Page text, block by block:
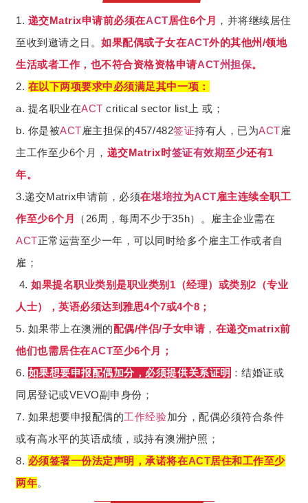
1. 递交Matrix申请前必须在ACT居住6个月 ，并将继续居住
至收到邀请之日。如果配偶或子女在ACT外的其他州/领地
生活或者工作，也不符合资格资格申请ACT州担保。
2. 在以下两项要求中必须满足其中一项：
a. 提名职业在ACT critical sector list上 或；
b. 你是被ACT雇主担保的457/482签证持有人，已为ACT雇
主工作至少6个月， 递交Matrix时签证有效期至少还有1
年。
3.递交Matrix申请前，必须在堪培拉为ACT雇主连续全职工
作至少6个月
（26周，每周不少于35h）。雇主企业需在
ACT正常运营至少一年，可以同时给多个雇主工作或者自
雇；
4.如果提名职业类别是职业类别1（经理）或类别2（专业
人士），英语必须达到雅思4个7或4个8；
5. 如果带上在澳洲的配偶/伴侣/子女申请 ， 在递交matrix前
他们也需居住在ACT至少6个月；
6. 如果想要申报配偶加分，必须提供关系证明 ：结婚证或
同居登记或VEVO副申身份；
7. 如果想要申报配偶的工作经验加分，配偶必须符合条件
或有高水平的英语成绩，或持有澳洲护照；
8. 必须签署一份法定声明，承诺将在ACT居住和工作至少
两年。